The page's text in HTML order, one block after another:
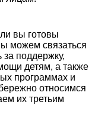
вы готовы
можем связаться
поддержку,
детям, а также
программах и
относимся
их третьим